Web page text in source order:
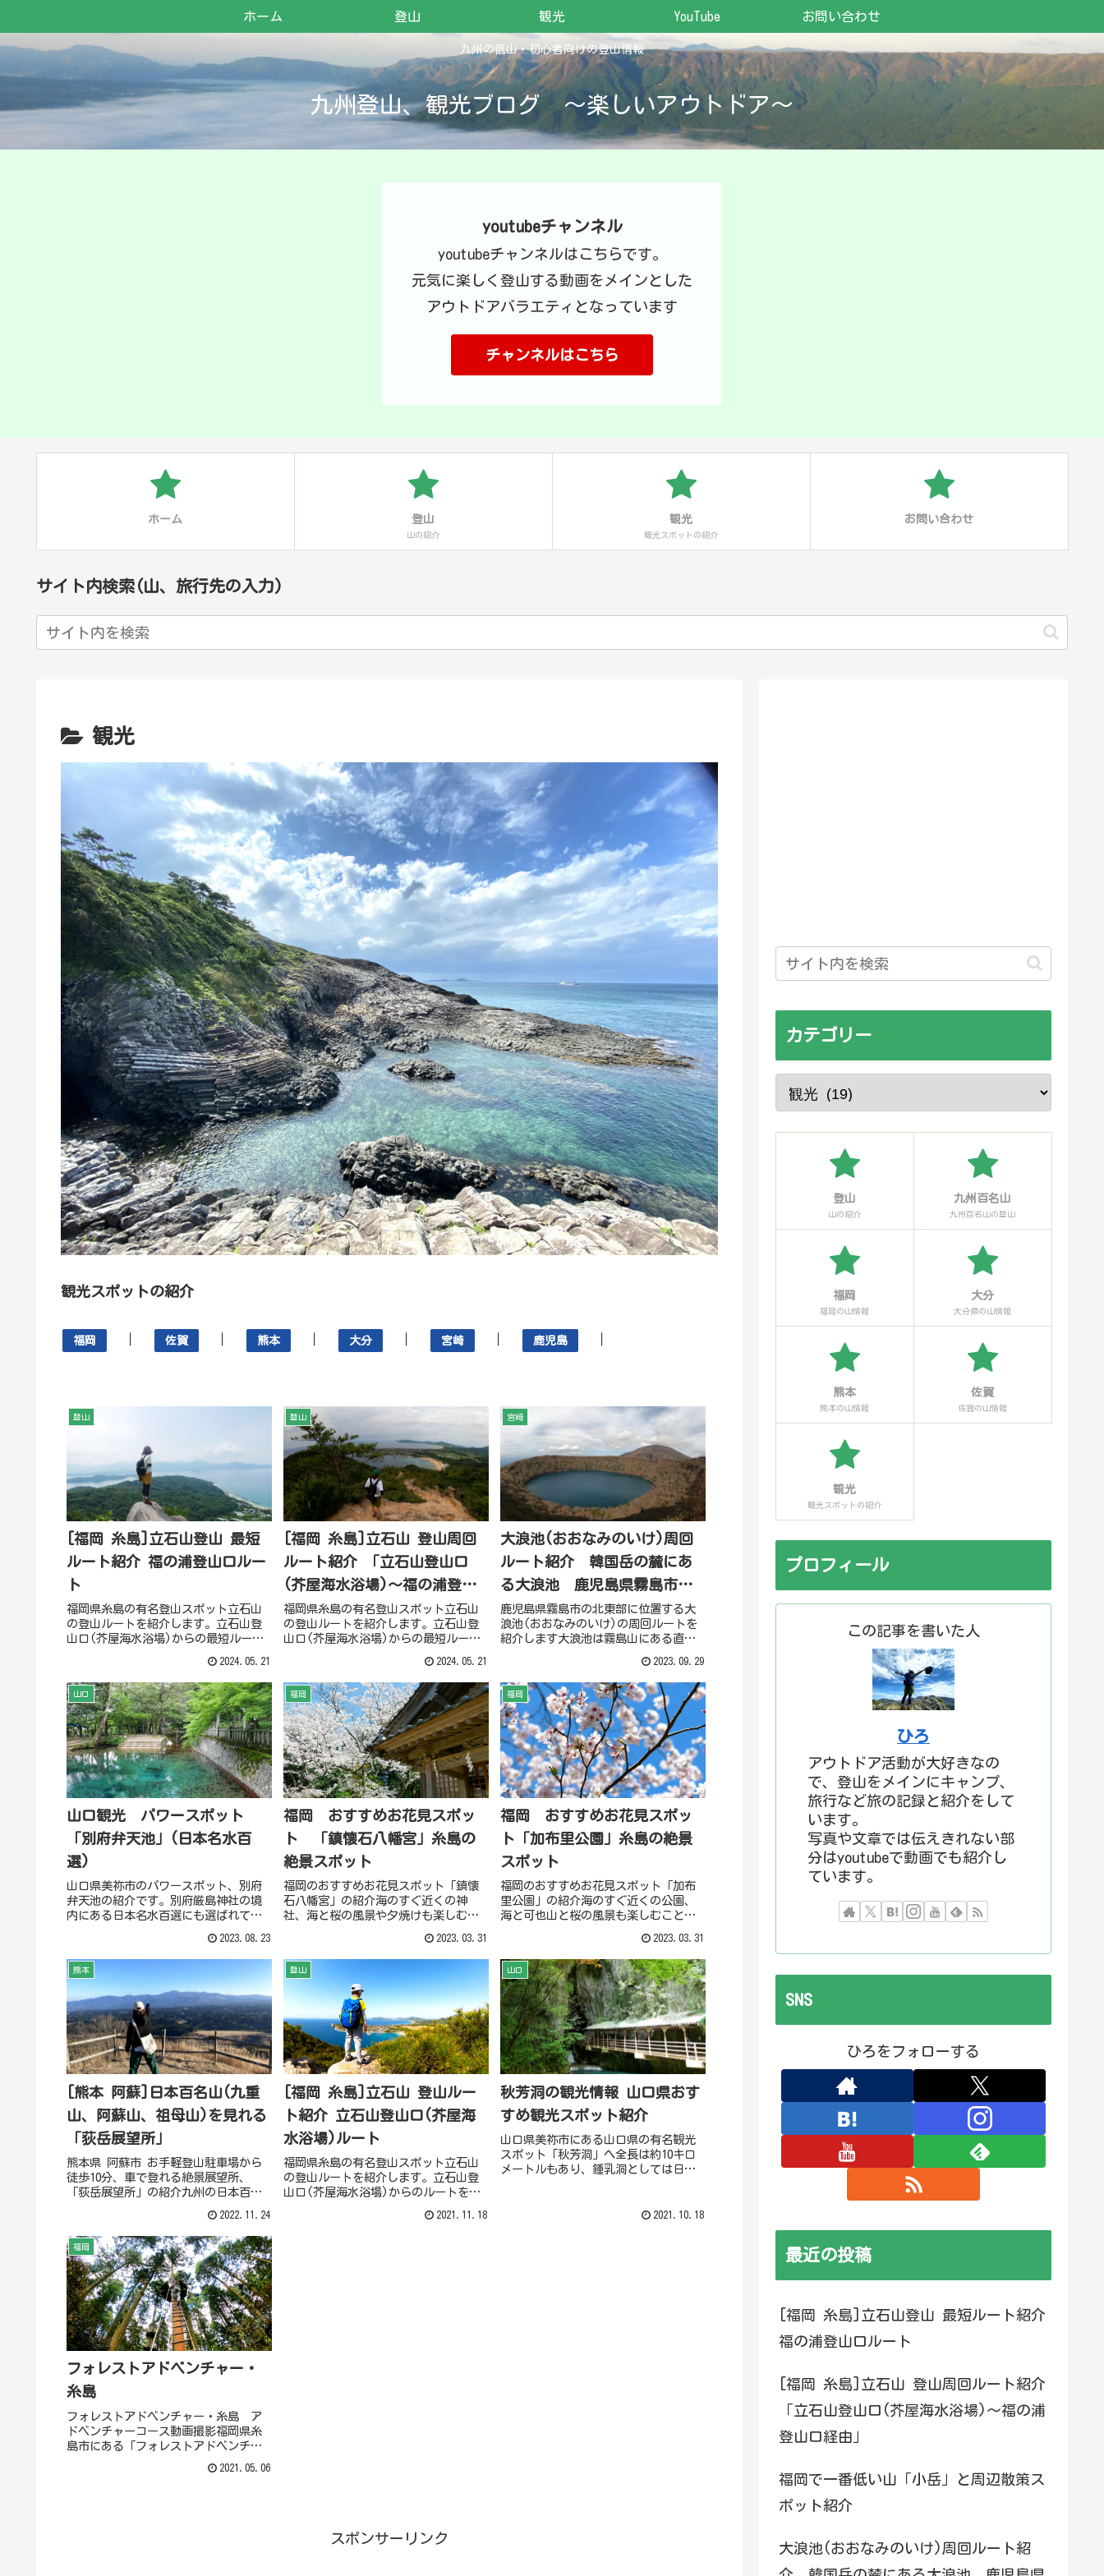
九州の低山・初心者向けの登山情報
九州登山、観光ブログ ～楽しいアウトドア～
ホーム 登山 観光 YouTube お問い合わせ
youtubeチャンネル
youtubeチャンネルはこちらです。
元気に楽しく登山する動画をメインとした
アウトドアバラエティとなっています
チャンネルはこちら
ホーム 登山
山の紹介
観光
観光スポットの紹介
お問い合わせ
サイト内検索(山、旅行先の入力)
観光
観光スポットの紹介
福岡 佐賀 熊本 大分 宮崎 鹿児島
登山
[福岡 糸島]立石山登山 最短
ルート紹介 福の浦登山口ルー
ト
福岡県糸島の有名登山スポット立石山
の登山ルートを紹介します。立石山登
山口(芥屋海水浴場)からの最短ルート
レ、駐車場情報なども掲載していま
す。
2024.05.21
登山
[福岡 糸島]立石山 登山周回
ルート紹介 「立石山登山口
(芥屋海水浴場)～福の浦登山
口経由」
福岡県糸島の有名登山スポット立石山
の登山ルートを紹介します。立石山登
山口(芥屋海水浴場)からの最短ルート
レ、駐車場情報なども掲載していま
す。
2024.05.21
宮崎
大浪池(おおなみのいけ)周回
ルート紹介 韓国岳の麓にあ
る大浪池 鹿児島県霧島市観
光
鹿児島県霧島市の北東部に位置する大
浪池(おおなみのいけ)の周回ルートを
紹介します大浪池は霧島山にある直径
2023.09.29
山口
山口観光 パワースポット
「別府弁天池」(日本名水百
選)
山口県美祢市のパワースポット、別府
弁天池の紹介です。別府厳島神社の境
内にある日本名水百選にも選ばれてい
2023.08.23
福岡
福岡 おすすめお花見スポッ
ト 「鎮懐石八幡宮」糸島の
絶景スポット
福岡のおすすめお花見スポット「鎮懐
石八幡宮」の紹介海のすぐ近くの神
社、海と桜の風景や夕焼けも楽しむこ
2023.03.31
福岡
福岡 おすすめお花見スポッ
ト「加布里公園」糸島の絶景
スポット
福岡のおすすめお花見スポット「加布
里公園」の紹介海のすぐ近くの公園、
海と可也山と桜の風景も楽しむことが
2023.03.31
熊本
[熊本 阿蘇]日本百名山(九重
山、阿蘇山、祖母山)を見れる
「荻岳展望所」
熊本県 阿蘇市 お手軽登山駐車場から
徒歩10分、車で登れる絶景展望所、
「荻岳展望所」の紹介九州の日本百名
2022.11.24
登山
[福岡 糸島]立石山 登山ルー
ト紹介 立石山登山口(芥屋海
水浴場)ルート
福岡県糸島の有名登山スポット立石山
の登山ルートを紹介します。立石山登
山口(芥屋海水浴場)からのルートを動
駐車場情報なども掲載しています。
2021.11.18
山口
秋芳洞の観光情報 山口県おす
すめ観光スポット紹介
山口県美祢市にある山口県の有名観光
スポット「秋芳洞」へ全長は約10キロ
メートルもあり、鍾乳洞としては日本
トルの散策ルートを紹介します。2021.10.18
福岡
フォレストアドベンチャー・
糸島
フォレストアドベンチャー・糸島 ア
ドベンチャーコース動画撮影福岡県糸
島市にある「フォレストアドベンチャ
ンチャーコース」のほぼすべてを動画
2021.05.06
スポンサーリンク
カテゴリー
登山
山の紹介
九州百名山
九州百名山の登山
福岡
福岡の山情報
大分
大分県の山情報
熊本
熊本の山情報
佐賀
佐賀の山情報
観光
観光スポットの紹介
プロフィール
この記事を書いた人
ひろ
アウトドア活動が大好きなの
で、登山をメインにキャンプ、
旅行など旅の記録と紹介をして
います。
写真や文章では伝えきれない部
分はyoutubeで動画でも紹介し
ています。
SNS
ひろをフォローする
最近の投稿
[福岡 糸島]立石山登山 最短ルート紹介
福の浦登山口ルート
[福岡 糸島]立石山 登山周回ルート紹介
「立石山登山口(芥屋海水浴場)～福の浦
登山口経由」
福岡で一番低い山「小岳」と周辺散策ス
ポット紹介
大浪池(おおなみのいけ)周回ルート紹